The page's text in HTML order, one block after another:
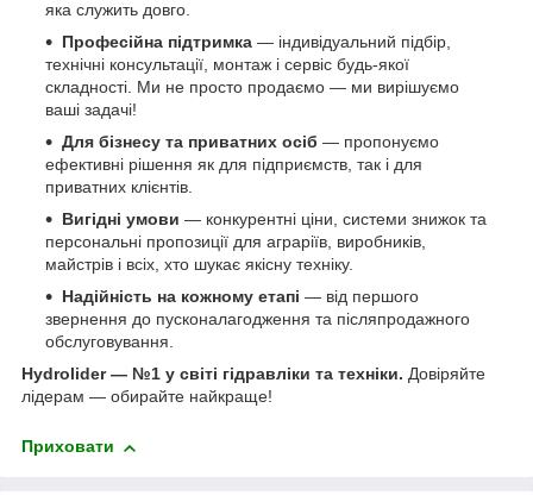
яка служить довго.
Професійна підтримка — індивідуальний підбір,
технічні консультації, монтаж і сервіс будь-якої
складності. Ми не просто продаємо — ми вирішуємо
ваші задачі!
Для бізнесу та приватних осіб — пропонуємо
ефективні рішення як для підприємств, так і для
приватних клієнтів.
Вигідні умови — конкурентні ціни, системи знижок та
персональні пропозиції для аграріїв, виробників,
майстрів і всіх, хто шукає якісну техніку.
Надійність на кожному етапі — від першого
звернення до пусконалагодження та післяпродажного
обслуговування.
Hydrolider — №1 у світі гідравліки та техніки. Довіряйте
лідерам — обирайте найкраще!
Приховати